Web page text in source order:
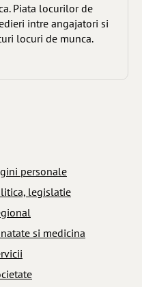
Piata locurilor de
intre angajatori si
locuri de munca.
personale
legislatie
si medicina